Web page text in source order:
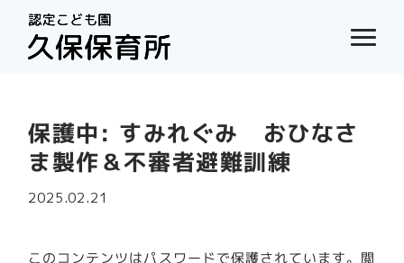
保護中: すみれぐみ おひなさ
ま製作＆不審者避難訓練
2025.02.21
このコンテンツはパスワードで保護されています。閲